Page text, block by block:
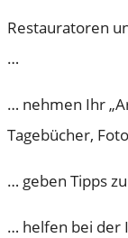
Restauratoren
…
… nehmen Ihr
Tagebücher,
… geben Tipps
… helfen bei der